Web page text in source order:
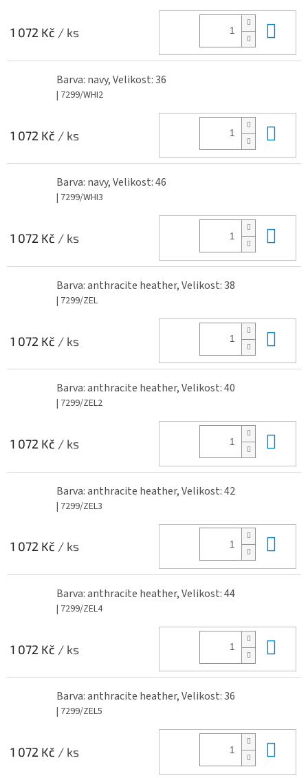
1 072 Kč / ks
Barva: navy, Velikost: 36
| 7299/WHI2
1 072 Kč / ks
Barva: navy, Velikost: 46
| 7299/WHI3
1 072 Kč / ks
Barva: anthracite heather, Velikost: 38
| 7299/ZEL
1 072 Kč / ks
Barva: anthracite heather, Velikost: 40
| 7299/ZEL2
1 072 Kč / ks
Barva: anthracite heather, Velikost: 42
| 7299/ZEL3
1 072 Kč / ks
Barva: anthracite heather, Velikost: 44
| 7299/ZEL4
1 072 Kč / ks
Barva: anthracite heather, Velikost: 36
| 7299/ZEL5
1 072 Kč / ks